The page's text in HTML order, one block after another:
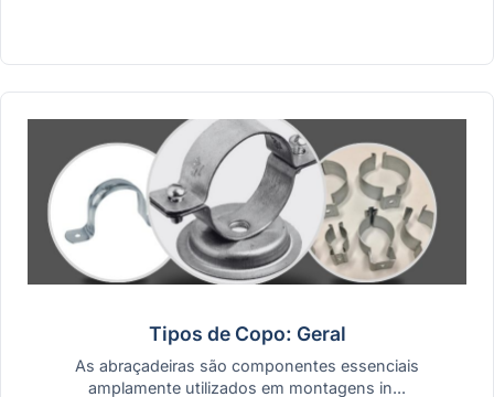
Tipos de Copo: Geral
As abraçadeiras são componentes essenciais
amplamente utilizados em montagens in...